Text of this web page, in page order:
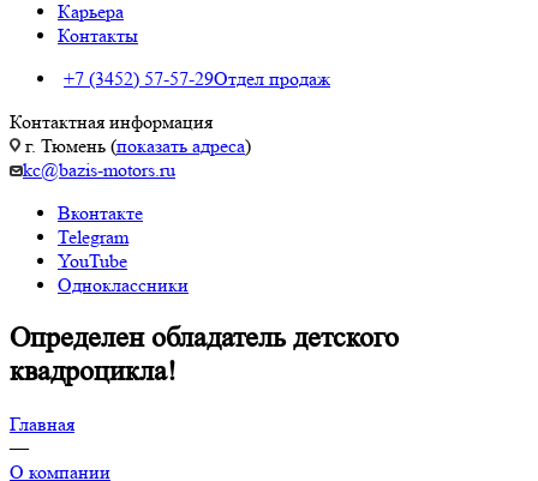
Карьера
Контакты
+7 (3452) 57-57-29Отдел продаж
Контактная информация
г. Тюмень (показать адреса)
kc@bazis-motors.ru
Вконтакте
Telegram
YouTube
Одноклассники
Определен обладатель детского
квадроцикла!
Главная
—
О компании